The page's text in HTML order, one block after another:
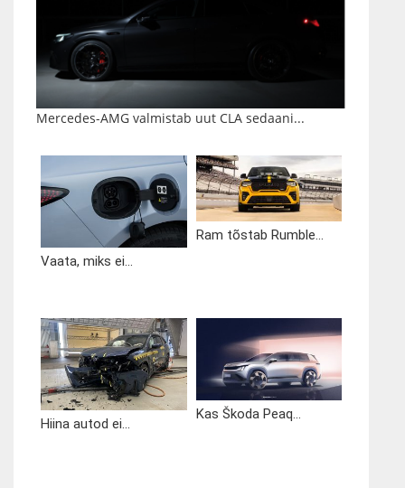
Mercedes-AMG valmistab uut CLA sedaani...
Vaata, miks ei...
Ram tõstab Rumble...
Hiina autod ei...
Kas Škoda Peaq...